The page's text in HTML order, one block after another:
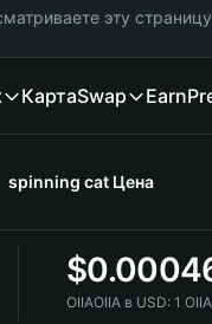
эту
КартаSwap Earn
spinning cat Цена
$
OIIAOIIA в USD: 1